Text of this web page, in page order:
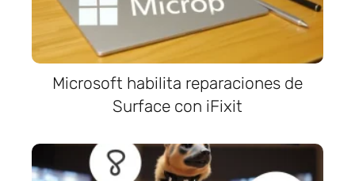
Microsoft habilita reparaciones de
Surface con iFixit